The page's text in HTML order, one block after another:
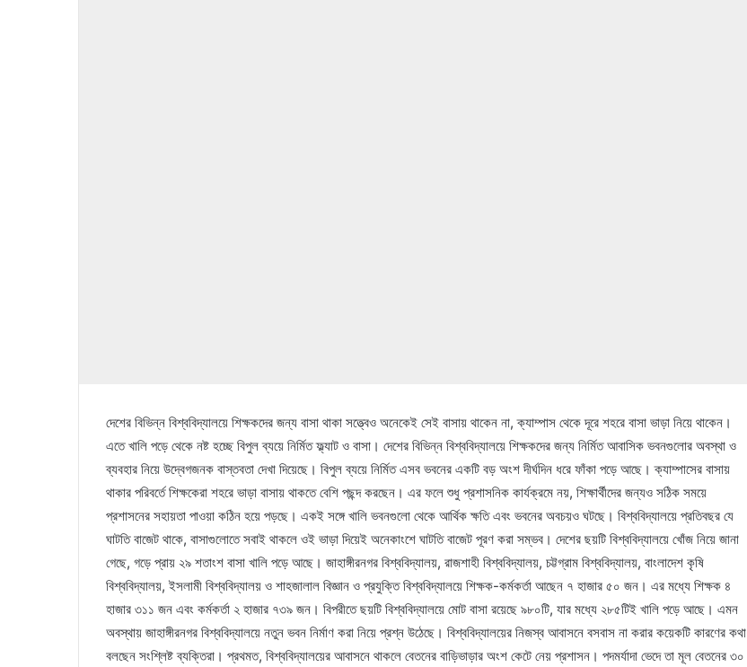
দেশের বিভিন্ন বিশ্ববিদ্যালয়ে শিক্ষকদের জন্য বাসা থাকা সত্ত্বেও অনেকেই সেই বাসায় থাকেন না, ক্যাম্পাস থেকে দূরে শহরে বাসা ভাড়া নিয়ে থাকেন।
এতে খালি পড়ে থেকে নষ্ট হচ্ছে বিপুল ব্যয়ে নির্মিত ফ্ল্যাট ও বাসা। দেশের বিভিন্ন বিশ্ববিদ্যালয়ে শিক্ষকদের জন্য নির্মিত আবাসিক ভবনগুলোর অবস্থা ও
ব্যবহার নিয়ে উদ্বেগজনক বাস্তবতা দেখা দিয়েছে। বিপুল ব্যয়ে নির্মিত এসব ভবনের একটি বড় অংশ দীর্ঘদিন ধরে ফাঁকা পড়ে আছে। ক্যাম্পাসের বাসায়
থাকার পরিবর্তে শিক্ষকেরা শহরে ভাড়া বাসায় থাকতে বেশি পছন্দ করছেন। এর ফলে শুধু প্রশাসনিক কার্যক্রমে নয়, শিক্ষার্থীদের জন্যও সঠিক সময়ে
প্রশাসনের সহায়তা পাওয়া কঠিন হয়ে পড়ছে। একই সঙ্গে খালি ভবনগুলো থেকে আর্থিক ক্ষতি এবং ভবনের অবচয়ও ঘটছে। বিশ্ববিদ্যালয়ে প্রতিবছর যে
ঘাটতি বাজেট থাকে, বাসাগুলোতে সবাই থাকলে ওই ভাড়া দিয়েই অনেকাংশে ঘাটতি বাজেট পূরণ করা সম্ভব। দেশের ছয়টি বিশ্ববিদ্যালয়ে খোঁজ নিয়ে জানা
গেছে, গড়ে প্রায় ২৯ শতাংশ বাসা খালি পড়ে আছে। জাহাঙ্গীরনগর বিশ্ববিদ্যালয়, রাজশাহী বিশ্ববিদ্যালয়, চট্টগ্রাম বিশ্ববিদ্যালয়, বাংলাদেশ কৃষি
বিশ্ববিদ্যালয়, ইসলামী বিশ্ববিদ্যালয় ও শাহজালাল বিজ্ঞান ও প্রযুক্তি বিশ্ববিদ্যালয়ে শিক্ষক-কর্মকর্তা আছেন ৭ হাজার ৫০ জন। এর মধ্যে শিক্ষক ৪
হাজার ৩১১ জন এবং কর্মকর্তা ২ হাজার ৭৩৯ জন। বিপরীতে ছয়টি বিশ্ববিদ্যালয়ে মোট বাসা রয়েছে ৯৮০টি, যার মধ্যে ২৮৫টিই খালি পড়ে আছে। এমন
অবস্থায় জাহাঙ্গীরনগর বিশ্ববিদ্যালয়ে নতুন ভবন নির্মাণ করা নিয়ে প্রশ্ন উঠেছে। বিশ্ববিদ্যালয়ের নিজস্ব আবাসনে বসবাস না করার কয়েকটি কারণের কথা
বলছেন সংশ্লিষ্ট ব্যক্তিরা। প্রথমত, বিশ্ববিদ্যালয়ের আবাসনে থাকলে বেতনের বাড়িভাড়ার অংশ কেটে নেয় প্রশাসন। পদমর্যাদা ভেদে তা মূল বেতনের ৩০